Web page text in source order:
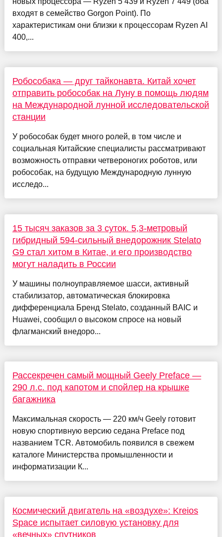
входят в семейство Gorgon Point). По
характеристикам они близки к процессорам Ryzen AI
400,...
Робособака — друг тайконавта. Китай хочет
отправить робособак на Луну в помощь людям
на Международной лунной исследовательской
станции
У робособак будет много ролей, в том числе и
социальная Китайские специалисты рассматривают
возможность отправки четвероногих роботов, или
робособак, на будущую Международную лунную
исследо...
15 тысяч заказов за 3 суток. 5,3-метровый
гибридный 594-сильный внедорожник Stelato
G9 стал хитом в Китае, и его производство
могут наладить в России
У машины полноуправляемое шасси, активный
стабилизатор, автоматическая блокировка
дифференциала Бренд Stelato, созданный BAIC и
Huawei, сообщил о высоком спросе на новый
флагманский внедоро...
Рассекречен самый мощный Geely Preface —
290 л.с. под капотом и спойлер на крышке
багажника
Максимальная скорость — 220 км/ч Geely готовит
новую спортивную версию седана Preface под
названием TCR. Автомобиль появился в свежем
каталоге Министерства промышленности и
информатизации К...
Космический двигатель на «воздухе»: Kreios
Space испытает силовую установку для
«вечных» спутников